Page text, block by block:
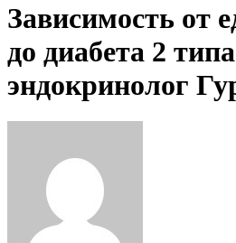
Зависимость от
до диабета 2
эндокринолог